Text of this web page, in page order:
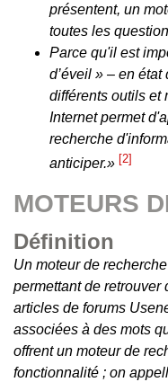
présentent, un
toutes les
Parce qu'il est
d’éveil » – en
différents outils et
Internet permet
recherche
anticiper.» 2
MOTEURS
Définition
Un moteur de
permettant de retrouver
articles de forums
associées à des mots
offrent un moteur de
fonctionnalité ; on